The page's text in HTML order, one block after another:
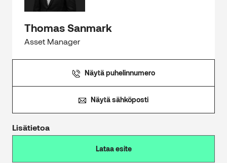
Thomas Sanmark
Asset Manager
Näytä puhelinnumero
Näytä sähköposti
Lisätietoa
Lataa esite